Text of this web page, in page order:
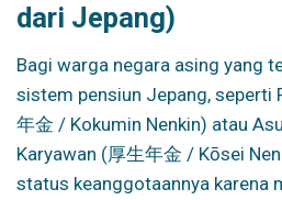
dari Jepang)
Bagi warga negara asing yang
sistem pensiun Jepang, seperti
年金 / Kokumin Nenkin) atau
Karyawan (厚生年金 / Kōsei
status keanggotaannya karena